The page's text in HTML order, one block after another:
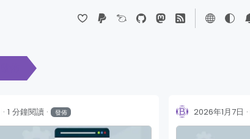
1 分鐘閱讀 發佈 2026年1月7日